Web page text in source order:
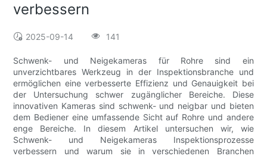
verbessern
2025-09-14 141
Schwenk- und Neigekameras für Rohre sind ein
unverzichtbares Werkzeug in der Inspektionsbranche und
ermöglichen eine verbesserte Effizienz und Genauigkeit bei
der Untersuchung schwer zugänglicher Bereiche. Diese
innovativen Kameras sind schwenk- und neigbar und bieten
dem Bediener eine umfassende Sicht auf Rohre und andere
enge Bereiche. In diesem Artikel untersuchen wir, wie
Schwenk- und Neigekameras Inspektionsprozesse
verbessern und warum sie in verschiedenen Branchen